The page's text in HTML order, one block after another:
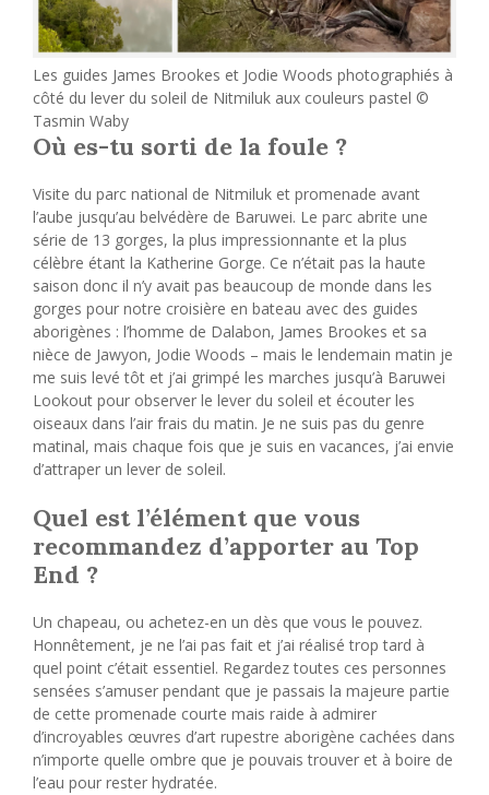
Les guides James Brookes et Jodie Woods photographiés à
côté du lever du soleil de Nitmiluk aux couleurs pastel ©
Tasmin Waby
Où es-tu sorti de la foule ?
Visite du parc national de Nitmiluk et promenade avant
l’aube jusqu’au belvédère de Baruwei. Le parc abrite une
série de 13 gorges, la plus impressionnante et la plus
célèbre étant la Katherine Gorge. Ce n’était pas la haute
saison donc il n’y avait pas beaucoup de monde dans les
gorges pour notre croisière en bateau avec des guides
aborigènes : l’homme de Dalabon, James Brookes et sa
nièce de Jawyon, Jodie Woods – mais le lendemain matin je
me suis levé tôt et j’ai grimpé les marches jusqu’à Baruwei
Lookout pour observer le lever du soleil et écouter les
oiseaux dans l’air frais du matin. Je ne suis pas du genre
matinal, mais chaque fois que je suis en vacances, j’ai envie
d’attraper un lever de soleil.
Quel est l’élément que vous
recommandez d’apporter au Top
End ?
Un chapeau, ou achetez-en un dès que vous le pouvez.
Honnêtement, je ne l’ai pas fait et j’ai réalisé trop tard à
quel point c’était essentiel. Regardez toutes ces personnes
sensées s’amuser pendant que je passais la majeure partie
de cette promenade courte mais raide à admirer
d’incroyables œuvres d’art rupestre aborigène cachées dans
n’importe quelle ombre que je pouvais trouver et à boire de
l’eau pour rester hydratée.